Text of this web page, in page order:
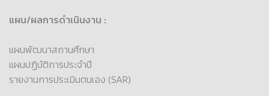
แผน/ผลการดำเนินงาน :
แผนพัฒนาสถานศึกษา
แผนปฏิบัติการประจำปี
รายงานการประเมินตนเอง (SAR)